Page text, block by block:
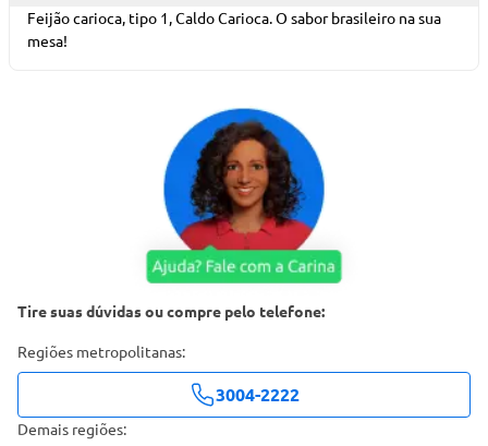
Feijão carioca, tipo 1, Caldo Carioca. O sabor brasileiro na sua
mesa!
Tire suas dúvidas ou compre pelo telefone:
Regiões metropolitanas:
3004-2222
Demais regiões: